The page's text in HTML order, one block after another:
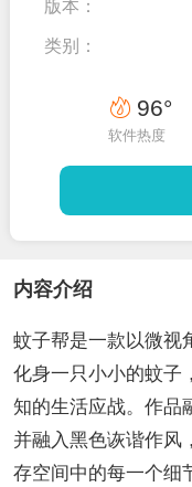
版本：
类别：
96°
软件热度
内容介绍
蚊子帮是一款以微视
化身一只小小的蚊子
知的生活应战。作品
并融入黑色诙谐作风
存空间中的每一个细